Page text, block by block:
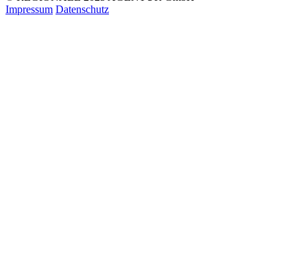
Impressum Datenschutz